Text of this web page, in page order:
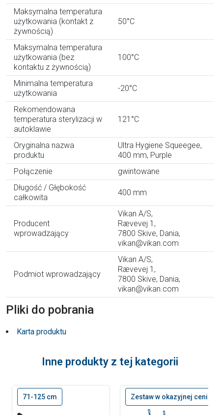
Maksymalna temperatura
użytkowania (kontakt z
żywnością)
50°C
Maksymalna temperatura
użytkowania (bez
kontaktu z żywnością)
100°C
Minimalna temperatura
użytkowania
-20°C
Rekomendowana
temperatura sterylizacji w
autoklawie
121°C
Oryginalna nazwa
produktu
Ultra Hygiene Squeegee,
400 mm, Purple
Połączenie
gwintowane
Długość / Głębokość
całkowita
400 mm
Producent
wprowadzający
Vikan A/S,
Rævevej 1,
7800 Skive, Dania,
vikan@vikan.com
Podmiot wprowadzający
Vikan A/S,
Rævevej 1,
7800 Skive, Dania,
vikan@vikan.com
Pliki do pobrania
Karta produktu
Inne produkty z tej kategorii
71-125 cm Zestaw w okazyjnej cenie